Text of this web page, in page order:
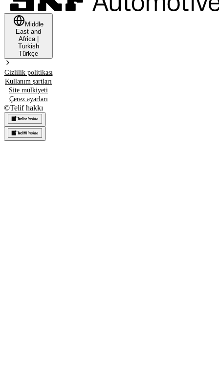
Middle
East and
Africa|
Turkish
Türkçe
Gizlilik politikası
Kullanım şartları
Site mülkiyeti
Çerez ayarları
©Telif hakkı